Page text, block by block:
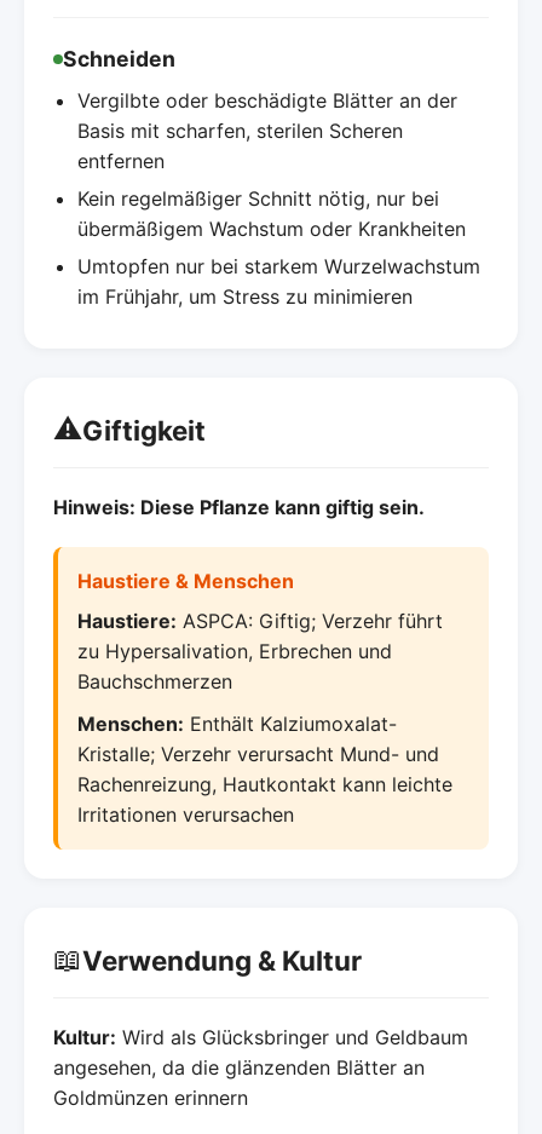
Schneiden
Vergilbte oder beschädigte Blätter an der
Basis mit scharfen, sterilen Scheren
entfernen
Kein regelmäßiger Schnitt nötig, nur bei
übermäßigem Wachstum oder Krankheiten
Umtopfen nur bei starkem Wurzelwachstum
im Frühjahr, um Stress zu minimieren
⚠️Giftigkeit
Hinweis: Diese Pflanze kann giftig sein.
Haustiere & Menschen
Haustiere: ASPCA: Giftig; Verzehr führt
zu Hypersalivation, Erbrechen und
Bauchschmerzen
Menschen: Enthält Kalziumoxalat-
Kristalle; Verzehr verursacht Mund- und
Rachenreizung, Hautkontakt kann leichte
Irritationen verursachen
📖Verwendung & Kultur
Kultur: Wird als Glücksbringer und Geldbaum
angesehen, da die glänzenden Blätter an
Goldmünzen erinnern